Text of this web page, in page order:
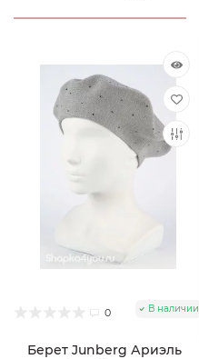
0 В наличии
Берет Junberg Ариэль